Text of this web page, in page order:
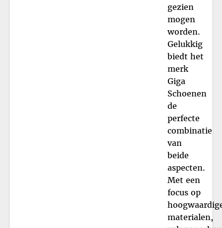
gezien
mogen
worden.
Gelukkig
biedt het
merk
Giga
Schoenen
de
perfecte
combinatie
van
beide
aspecten.
Met een
focus op
materialen,